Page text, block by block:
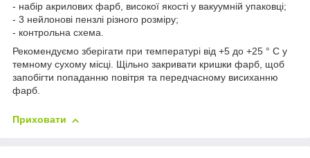
- набір акрилових фарб, високої якості у вакуумній упаковці;
- 3 нейлонові пензлі різного розміру;
- контрольна схема.
Рекомендуємо зберігати при температурі від +5 до +25 ° C у
темному сухому місці. Щільно закривати кришки фарб, щоб
запобігти попаданню повітря та передчасному висиханню
фарб.
Приховати